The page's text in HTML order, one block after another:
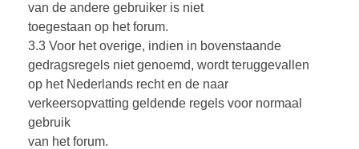
van de andere gebruiker is niet
toegestaan op het forum.
3.3 Voor het overige, indien in bovenstaande
gedragsregels niet genoemd, wordt teruggevallen
op het Nederlands recht en de naar
verkeersopvatting geldende regels voor normaal
gebruik
van het forum.